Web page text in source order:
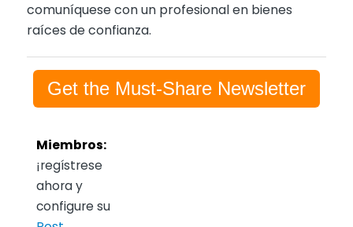
comuníquese con un profesional en bienes
raíces de confianza.
Get the Must-Share Newsletter
Miembros:
¡regístrese
ahora y
configure su